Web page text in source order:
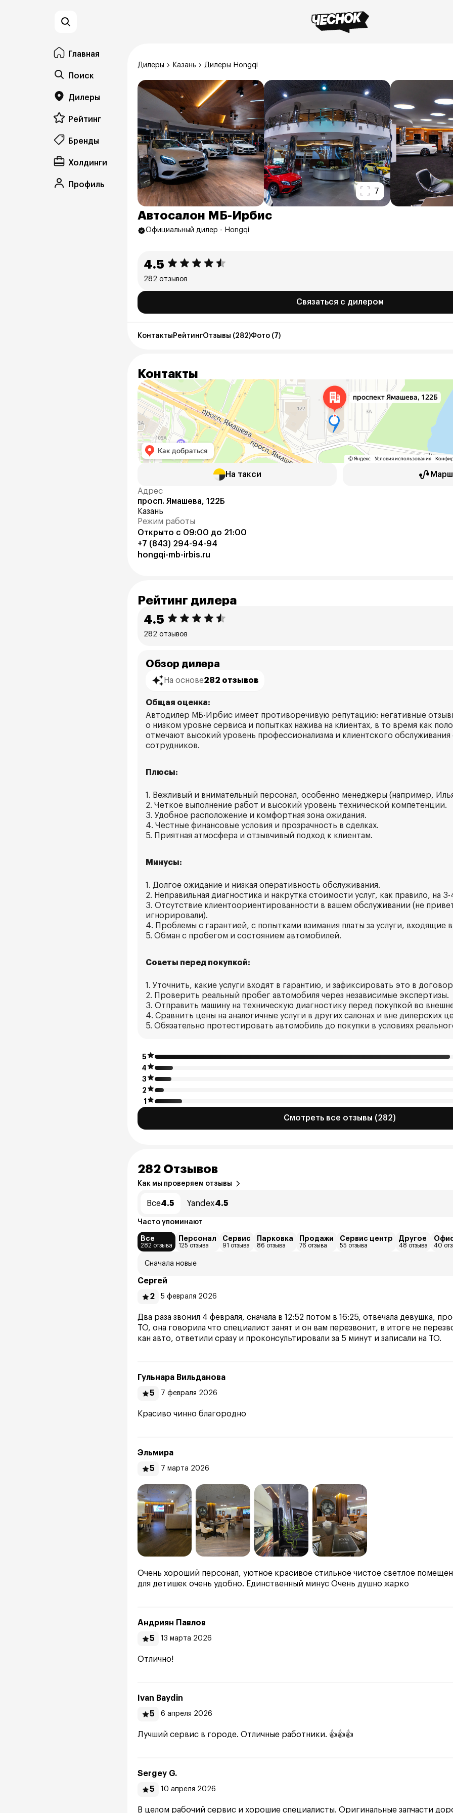
Главная
Поиск
Дилеры
Рейтинг
Бренды
Холдинги
Профиль
Дилеры Казань Дилеры Hongqi
7
Автосалон МБ-Ирбис
Официальный дилер - Hongqi
4.5
282 отзывов
Связаться с дилером
Контакты РейтингОтзывы (282)Фото (7)
Контакты
На такси
Адрес
просп. Ямашева, 122Б
Казань
Режим работы
Открыто с 09:00 до 21:00
+7 (843) 294-94-94
hongqi-mb-irbis.ru
Рейтинг дилера
4.5
282 отзывов
Обзор дилера
На основе282 отзывов
Общая оценка:
Автодилер МБ-Ирбис имеет противоречивую репутацию: негативные
о низком уровне сервиса и попытках нажива на клиентах, в то время как
отмечают высокий уровень профессионализма и клиентского обслуживания
сотрудников.
Плюсы:
1. Вежливый и внимательный персонал, особенно менеджеры (например,
2. Четкое выполнение работ и высокий уровень технической компетенции.
3. Удобное расположение и комфортная зона ожидания.
4. Честные финансовые условия и прозрачность в сделках.
5. Приятная атмосфера и отзывчивый подход к клиентам.
Минусы:
1. Долгое ожидание и низкая оперативность обслуживания.
2. Неправильная диагностика и накрутка стоимости услуг, как правило, на 3-
3. Отсутствие клиентоориентированности в вашем обслуживании (не
игнорировали).
4. Проблемы с гарантией, с попытками взимания платы за услуги, входящие
5. Обман с пробегом и состоянием автомобилей.
Советы перед покупкой:
1. Уточнить, какие услуги входят в гарантию, и зафиксировать это в
2. Проверить реальный пробег автомобиля через независимые экспертизы.
3. Отправить машину на техническую диагностику перед покупкой во
4. Сравнить цены на аналогичные услуги в других салонах и вне дилерских
5. Обязательно протестировать автомобиль до покупки в условиях
5
4
3
2
1
Смотреть все отзывы (282)
282 Отзывов
Как мы проверяем отзывы
Все4.5 Yandex4.5
Часто упоминают
Все
282 отзыва
Персонал
125 отзыва
Сервис
91 отзыва
Парковка
86 отзыва
Продажи
76 отзыва
Сервис центр
55 отзыва
Другое
48 отзыва 40
Сначала новые
Сергей
2
5 февраля 2026
Два раза звонил 4 февраля, сначала в 12:52 потом в 16:25, отвечала девушка,
ТО, она говорила что специалист занят и он вам перезвонит, в итоге не
кан авто, ответили сразу и проконсультировали за 5 минут и записали на ТО.
Гульнара Вильданова
5
7 февраля 2026
Красиво чинно благородно
Эльмира
5
7 марта 2026
Очень хороший персонал, уютное красивое стильное чистое светлое
для детишек очень удобно. Единственный минус Очень душно жарко
Андриян Павлов
5
13 марта 2026
Отлично!
Ivan Baydin
5
6 апреля 2026
Лучший сервис в городе. Отличные работники. 👍👍👍
Sergey G.
5
10 апреля 2026
В целом рабочий сервис и хорошие специалисты. Оригинальные запчасти